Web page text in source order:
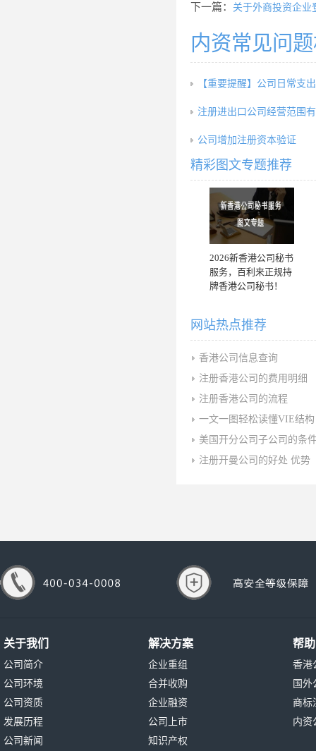
下一篇： 关于外商投资企业
内资常见问
【重要提醒】公司日常支
注册进出口公司经营范围
公司增加注册资本验证
精彩图文专题推荐
2026新香港公司秘书
服务，百利来正规持
牌香港公司秘书！
网站热点推荐
香港公司信息查询
注册香港公司的费用明细
注册香港公司的流程
一文一图轻松读懂VIE结
美国开分公司子公司的条
注册开曼公司的好处 优势
关于我们
公司简介
公司环境
公司资质
发展历程
公司新闻
解决方案
企业重组
合并收购
企业融资
公司上市
知识产权
帮
香港
国外
商标
内资